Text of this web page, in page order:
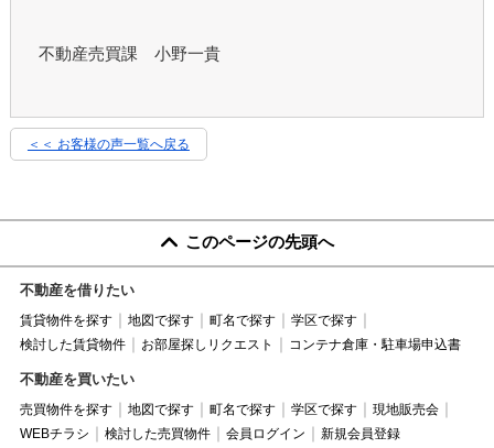
不動産売買課 小野一貴
＜＜ お客様の声一覧へ戻る
このページの先頭へ
不動産を借りたい
賃貸物件を探す 地図で探す 町名で探す
学区で探す
検討した賃貸物件
お部屋探しリクエスト コンテナ倉庫・駐車場申込書
不動産を買いたい
売買物件を探す 地図で探す 町名で探す 学区で探す
現地販売会
WEBチラシ
検討した売買物件 会員ログイン 新規会員登録